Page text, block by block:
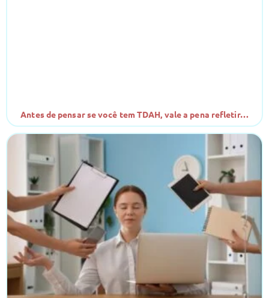
Antes de pensar se você tem TDAH, vale a pena refletir…